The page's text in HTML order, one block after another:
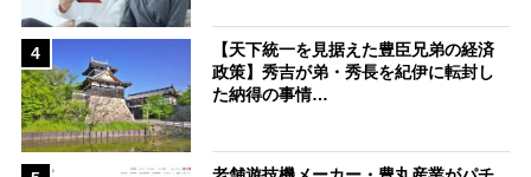
4
【天下統一を見据えた豊臣兄弟の経済
政策】秀吉が弟・秀長を紀伊に転封し
た納得の事情…